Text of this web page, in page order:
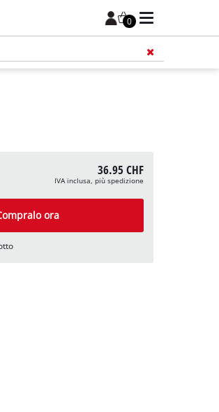
0
36.95 CHF
IVA inclusa, più spedizione
ora